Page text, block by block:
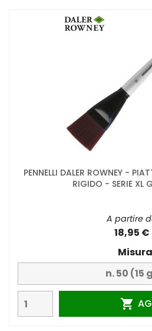
PENNELLI DALER ROWNEY -
RIGIDO - SERIE XL
A partire
18,95 €
Misura
